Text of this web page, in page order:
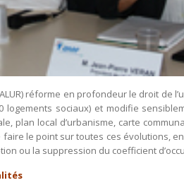
réforme en profondeur le droit de
logements sociaux) et modifie
plan local d’urbanisme, carte
faire le point sur toutes ces évolutions,
ou la suppression du coefficient